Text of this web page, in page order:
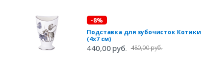
-8%
Подставка для зубочисток Котики
(4х7 см)
440,00 руб. 480,00 руб.